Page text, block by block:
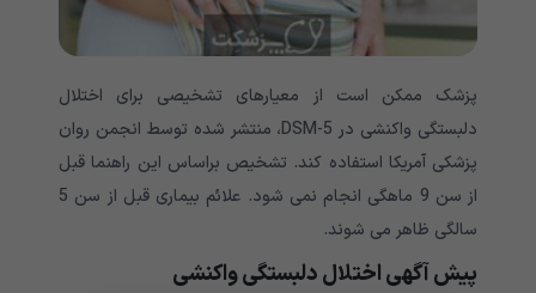
پزشک ممکن است از معیارهای تشخیصی برای اختلال
دلبستگی واکنشی در DSM-5، منتشر شده توسط انجمن روان
پزشکی آمریکا استفاده کند. تشخیص براساس این راهنما قبل
از سن 9 ماهگی انجام نمی شود. علائم بیماری قبل از سن 5
سالگی ظاهر می شوند.
پیش آگهی اختلال دلبستگی واکنشی